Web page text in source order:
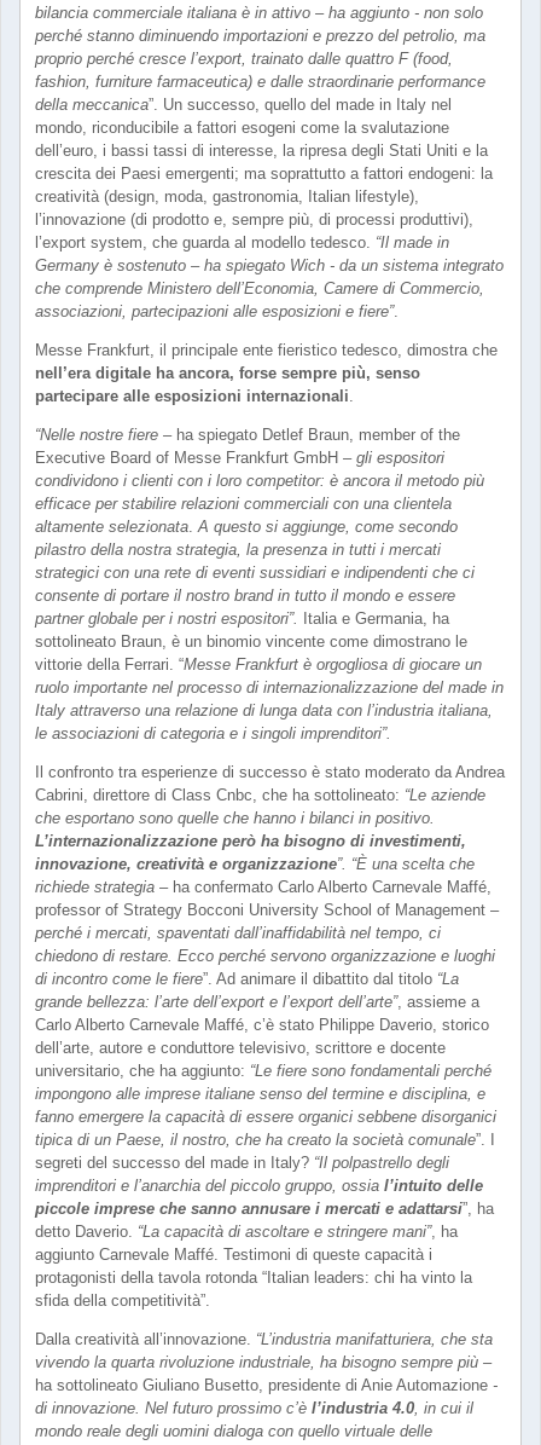
bilancia commerciale italiana è in attivo – ha aggiunto - non solo
perché stanno diminuendo importazioni e prezzo del petrolio, ma
proprio perché cresce l’export, trainato dalle quattro F (food,
fashion, furniture farmaceutica) e dalle straordinarie performance
della meccanica”. Un successo, quello del made in Italy nel
mondo, riconducibile a fattori esogeni come la svalutazione
dell’euro, i bassi tassi di interesse, la ripresa degli Stati Uniti e la
crescita dei Paesi emergenti; ma soprattutto a fattori endogeni: la
creatività (design, moda, gastronomia, Italian lifestyle),
l’innovazione (di prodotto e, sempre più, di processi produttivi),
l’export system, che guarda al modello tedesco. “Il made in
Germany è sostenuto – ha spiegato Wich - da un sistema integrato
che comprende Ministero dell’Economia, Camere di Commercio,
associazioni, partecipazioni alle esposizioni e fiere”.
Messe Frankfurt, il principale ente fieristico tedesco, dimostra che
nell’era digitale ha ancora, forse sempre più, senso
partecipare alle esposizioni internazionali.
“Nelle nostre fiere – ha spiegato Detlef Braun, member of the
Executive Board of Messe Frankfurt GmbH – gli espositori
condividono i clienti con i loro competitor: è ancora il metodo più
efficace per stabilire relazioni commerciali con una clientela
altamente selezionata.A questo si aggiunge, come secondo
pilastro della nostra strategia, la presenza in tutti i mercati
strategici con una rete di eventi sussidiari e indipendenti che ci
consente di portare il nostro brand in tutto il mondo e essere
partner globale per i nostri espositori”.
Italia e Germania, ha
sottolineato Braun, è un binomio vincente come dimostrano le
vittorie della Ferrari. “Messe Frankfurt è orgogliosa di giocare un
ruolo importante nel processo di internazionalizzazione del made in
Italy attraverso una relazione di lunga data con l’industria italiana,
le associazioni di categoria e i singoli imprenditori”.
Il confronto tra esperienze di successo è stato moderato da Andrea
Cabrini, direttore di Class Cnbc, che ha sottolineato: “Le aziende
che esportano sono quelle che hanno i bilanci in positivo.
L’internazionalizzazione però ha bisogno di investimenti,
innovazione, creatività e organizzazione”. “È una scelta che
richiede strategia – ha confermato Carlo Alberto Carnevale Maffé,
professor of Strategy Bocconi University School of Management –
perché i mercati, spaventati dall’inaffidabilità nel tempo, ci
chiedono di restare. Ecco perché servono organizzazione e luoghi
di incontro come le fiere”. Ad animare il dibattito dal titolo “La
grande bellezza: l’arte dell’export e l’export dell’arte”, assieme a
Carlo Alberto Carnevale Maffé, c’è stato Philippe Daverio, storico
dell’arte, autore e conduttore televisivo, scrittore e docente
universitario, che ha aggiunto: “Le fiere sono fondamentali perché
impongono alle imprese italiane senso del termine e disciplina, e
fanno emergere la capacità di essere organici sebbene disorganici
tipica di un Paese, il nostro, che ha creato la società comunale”. I
segreti del successo del made in Italy? “Il polpastrello degli
imprenditori e l’anarchia del piccolo gruppo, ossia l’intuito delle
piccole imprese che sanno annusare i mercati e adattarsi”, ha
detto Daverio. “La capacità di ascoltare e stringere mani”, ha
aggiunto Carnevale Maffé. Testimoni di queste capacità i
protagonisti della tavola rotonda “Italian leaders: chi ha vinto la
sfida della competitività”.
Dalla creatività all’innovazione. “L’industria manifatturiera, che sta
vivendo la quarta rivoluzione industriale, ha bisogno sempre più –
ha sottolineato Giuliano Busetto, presidente di Anie Automazione -
di innovazione. Nel futuro prossimo c’è l’industria 4.0, in cui il
mondo reale degli uomini dialoga con quello virtuale delle